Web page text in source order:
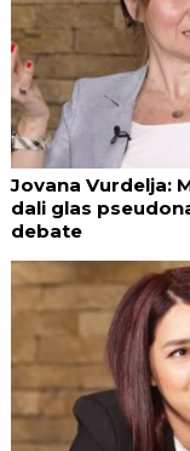
Jovana Vurdelja:
dali glas
debate